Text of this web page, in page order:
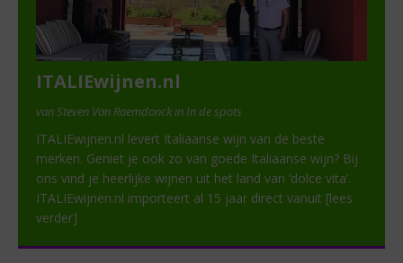
ITALIEwijnen.nl
van Steven Van Raemdonck in In de spots
ITALIEwijnen.nl levert Italiaanse wijn van de beste
merken. Geniet je ook zo van goede Italiaanse wijn? Bij
ons vind je heerlijke wijnen uit het land van ‘dolce vita’.
ITALIEwijnen.nl importeert al 15 jaar direct vanuit [lees
verder]